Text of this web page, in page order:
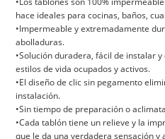
hace ideales para cocinas, baños,
•Impermeable y extremadamente
abolladuras.
•Solución duradera, fácil de instalar
estilos de vida ocupados y activos.
•El diseño de clic sin pegamento
instalación.
•Sin tiempo de preparación o
•Cada tablón tiene un relieve y la
que le da una verdadera sensación